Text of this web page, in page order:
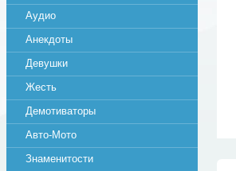
Аудио
Анекдоты
Девушки
Жесть
Демотиваторы
Авто-Мото
Знаменитости